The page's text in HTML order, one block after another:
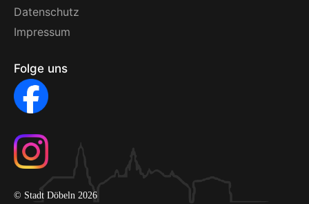
Datenschutz
Impressum
Folge uns
© Stadt Döbeln 2026